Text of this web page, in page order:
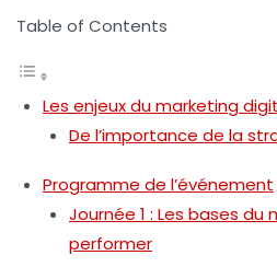
Table of Contents
Les enjeux du marketing
De l’importance de la
Programme de l’événement
Journée 1 : Les bases
performer